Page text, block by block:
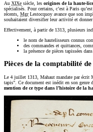
Au XIXe siècle, les origines de la haute-
spécialisés. Pour certains, c’est à Paris
récents, MgrLestocquoy avance que son
souhaitaient diversifier leur activité et
Effectivement, à partir de 1313, plusieurs
le nom de hautelisseurs connus
des commandes et quittances,
la présence de pièces tapissées
Pièces de la comptabilité
Le 4 juillet 1313, Mahaut mandate par écrit
tapis". Ce document est inédit en son genre
mention de ce type dans l’histoire de la